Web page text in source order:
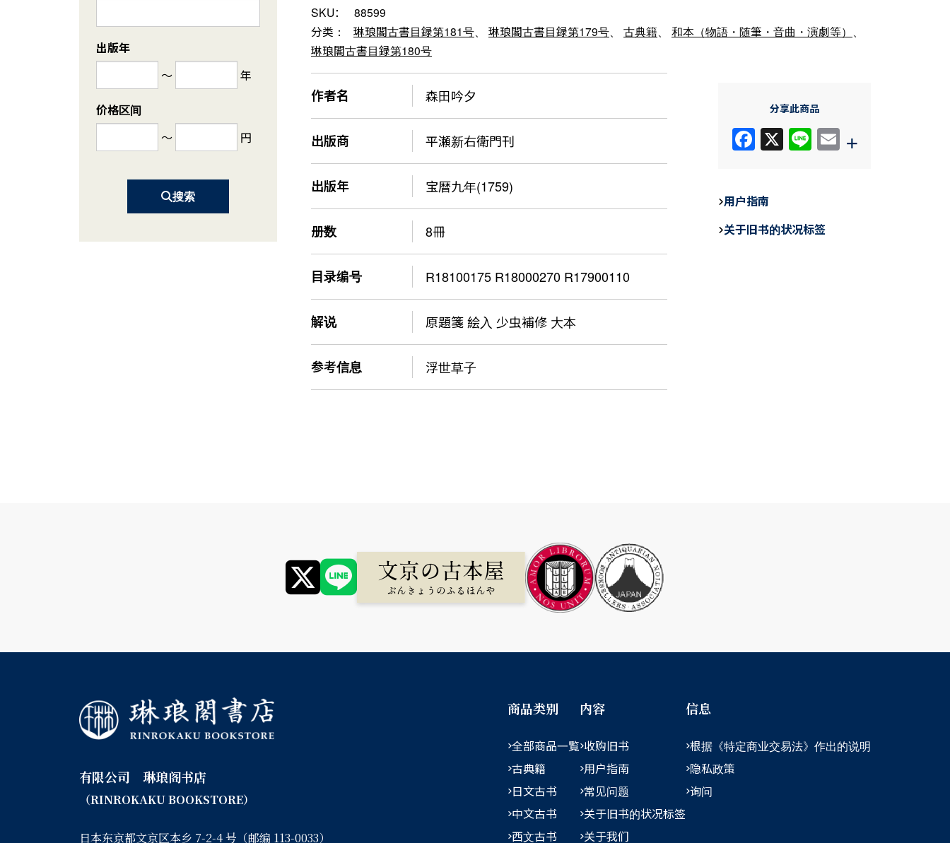
SKU：
88599
分类：
琳琅閣古書目録第181号 琳琅閣古書目録第179号 古典籍 和本（物語・随筆・音曲・演劇等）
琳琅閣古書目録第180号
作者名 森田吟夕
出版商 平瀬新右衛門刊
出版年 宝暦九年(1759)
册数 8冊
目录编号 R18100175 R18000270 R17900110
解说 原題箋 絵入 少虫補修 大本
参考信息 浮世草子
分享此商品
F
e
b
X Li E
+
用户指南
关于旧书的状况标签
出版年
～
年
价格区间
～
円
搜索
有限公司 琳琅阁书店
（RINROKAKU BOOKSTORE）
日本东京都文京区本乡 7-2-4 号（邮编 113-0033）
商品类别
全部商品一覧
古典籍
日文古书
中文古书
西文古书
内容
收购旧书
用户指南
常见问题
关于旧书的状况标签
关于我们
信息
根据《特定商业交易法》作出的说明
隐私政策
询问